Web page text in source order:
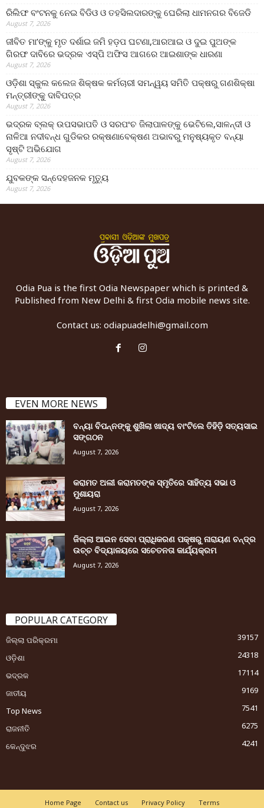
ରିଲିଫ ବଂଟନକୁ ନେଇ ବିଡିଓ ଓ ତହସିଲଦାରଙ୍କୁ ଘେରିଲା ଧାମନଗର ବିଜେଡି
August 7, 2026
ଜୀବିତ ମା’ଙ୍କୁ ମୃତ ଦର୍ଶାଇ ଜମି ହଡ଼ପ ଘଟଣା,ଆରଆଇ ଓ ଦୁଇ ପୁଅଙ୍କ
ଗିରଫ ଦାବିରେ ଭଦ୍ରକ ଏସ୍‌ପି ଅଫିସ ଆଗରେ ଆଇଶାଙ୍କ ଧାରଣା
August 7, 2026
ଓଡ଼ିଶା ସ୍କୁଲ କଲେଜ ଶିକ୍ଷକ କର୍ମଚାରୀ ସମନ୍ୱୟ ସମିତି ପକ୍ଷରୁ ଗଣଶିକ୍ଷା
ମନ୍ତ୍ରୀଙ୍କୁ ଦାବିପତ୍ର
August 7, 2026
ଭଦ୍ରକ ବ୍ଲକ୍ ଉପସଭାପତି ଓ ସରପଂଚ ଜିଲାପାଳଙ୍କୁ ଭେଟିଲେ,ସାଳନ୍ଦୀ ଓ
ନାଳିଆ ନଦୀବନ୍ଧ ଗୁଡିକର ରକ୍ଷଣାବେକ୍ଷଣ ଅଭାବରୁ ମନୁଷ୍ୟକୃତ ବନ୍ୟା
ସୃଷ୍ଟି ଅଭିଯୋଗ
August 7, 2026
ଯୁବକଙ୍କ ସନ୍ଦେହଜନକ ମୃତ୍ୟୁ
August 7, 2026
Odia Pua is the first Odia Newspaper which is printed &
Published from New Delhi & first Odia mobile news site.
Contact us: odiapuadelhi@gmail.com
EVEN MORE NEWS
ବନ୍ୟା ବିପନ୍ନଙ୍କୁ ଶୁଖିଲା ଖାଦ୍ୟ ବାଂଟିଲେ ତିହିଡି଼ ସତ୍ୟସାଇ
ସଙ୍ଗଠନ
August 7, 2026
କରାମତ ଅଲୀ କରାମତଙ୍କ ସ୍ମୃତିରେ ସାହିତ୍ୟ ସଭା ଓ
ମୁଶାୟରା
August 7, 2026
ଜିଲ୍ଲା ଆଇନ ସେବା ପ୍ରାଧିକରଣ ପକ୍ଷରୁ ନାରାୟଣ ଚନ୍ଦ୍ର
ଉଚ୍ଚ ବିଦ୍ୟାଳୟରେ ସଚେତନତା କାର୍ଯ୍ୟକ୍ରମ
August 7, 2026
POPULAR CATEGORY
ଜିଲ୍ଲା ପରିକ୍ରମା
39157
ଓଡ଼ିଶା
24318
ଭଦ୍ରକ
17114
ଜାତୀୟ
9169
Top News
7541
ରାଜନୀତି
6275
କେନ୍ଦୁଝର
4241
Home Page Contact us Privacy Policy Terms